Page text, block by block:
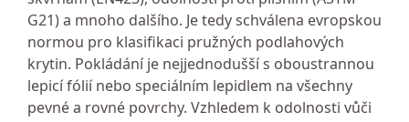
G21) a mnoho dalšího. Je tedy schválena evropskou
normou pro klasifikaci pružných podlahových
krytin. Pokládání je nejjednodušší s oboustrannou
lepicí fólií nebo speciálním lepidlem na všechny
pevné a rovné povrchy. Vzhledem k odolnosti vůči